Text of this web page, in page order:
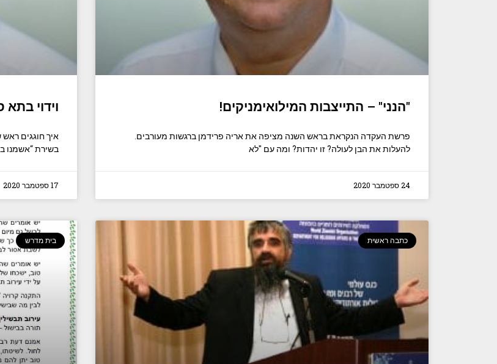
"הנני" – התייצבות המילואימניקים!
פרשת העקדה הנקראת בראש השנה מציפה את אריה פרידמן ברגשות מעורבים.
להעלות את הבן לעולה? זו יהדות? ומה עם "לא
24 ספטמבר 2020
וידוי
איך חוגגים ראש
בשירת “אשמנו
17 ספטמבר 2020
כתבה ראשית בית מדרש